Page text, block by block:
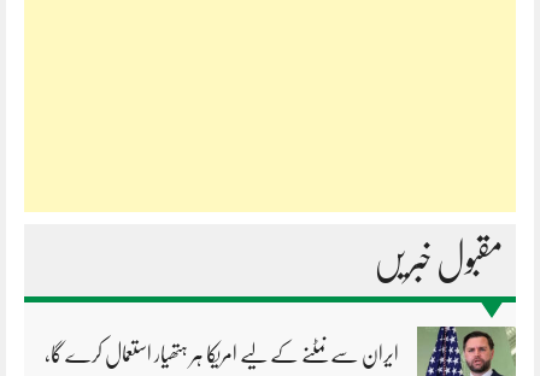
مقبول خبریں
ایران سے نمٹنے کے لیے امریکا ہر ہتھیار استعمال کرے گا،